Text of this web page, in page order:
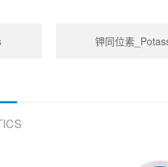
钾同位素